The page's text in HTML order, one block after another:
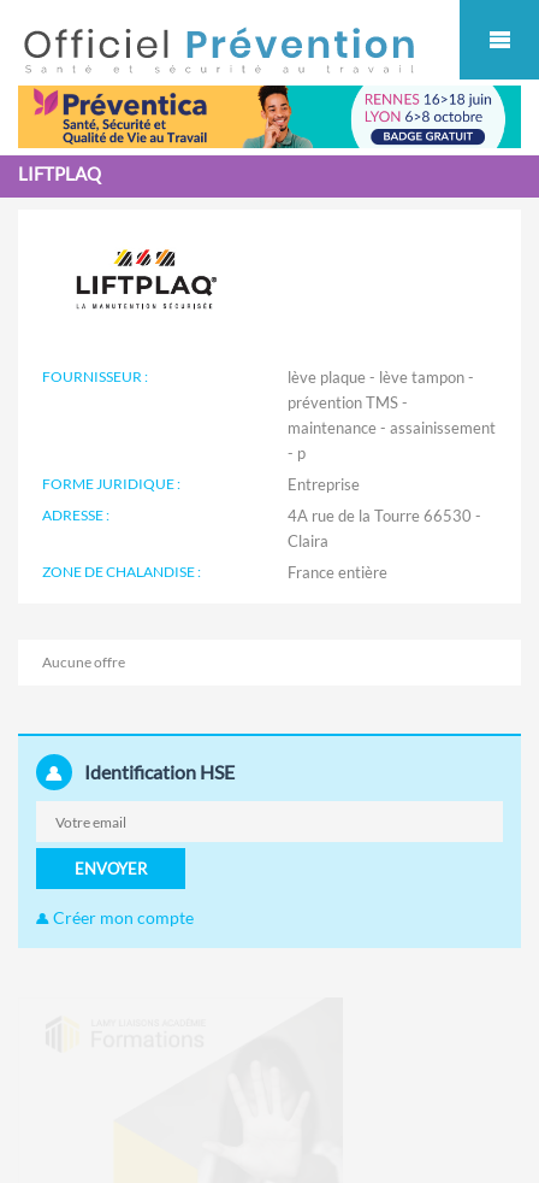
LIFTPLAQ
FOURNISSEUR :
lève plaque - lève tampon -
prévention TMS -
maintenance - assainissement
- p
FORME JURIDIQUE : Entreprise
ADRESSE :
4A rue de la Tourre 66530 -
Claira
ZONE DE CHALANDISE :
Aucune offre
Identification HSE
ENVOYER
Créer mon compte